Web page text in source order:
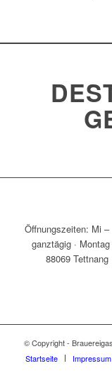
Öffnungszeiten: Mi
ganztägig ·
88069
© Copyright -
Startseite
Impressum